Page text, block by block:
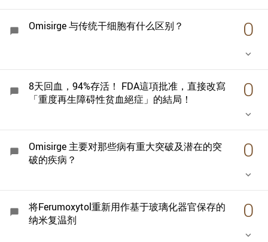
chat_bubble Omisirge 与传统干细胞有什么区别？ 0
keyboard_arrow_down
chat_bubble
8天回血，94%存活！ FDA這項批准，直接改寫
「重度再生障碍性贫血絕症」的結局！
0
keyboard_arrow_down
chat_bubble
Omisirge 主要对那些病有重大突破及潜在的突
破的疾病？
0
keyboard_arrow_down
chat_bubble
将Ferumoxytol重新用作基于玻璃化器官保存的
纳米复温剂
0
keyboard_arrow_down